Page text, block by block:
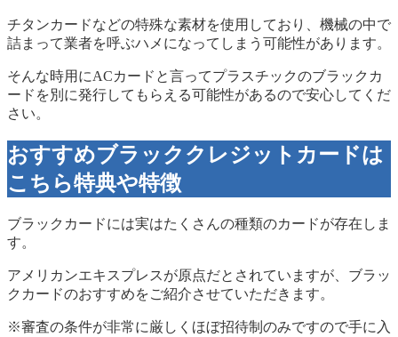
チタンカードなどの特殊な素材を使用しており、機械の中で
詰まって業者を呼ぶハメになってしまう可能性があります。
そんな時用にACカードと言ってプラスチックのブラックカ
ードを別に発行してもらえる可能性があるので安心してくだ
さい。
おすすめブラッククレジット カードは
こちら特典や特徴
ブラックカードには実はたくさんの種類のカードが存在しま
す。
アメリカンエキスプレスが原点だとされていますが、ブラッ
クカードのおすすめをご紹介させていただきます。
※審査の条件が非常に厳しくほぼ招待制のみですので手に入